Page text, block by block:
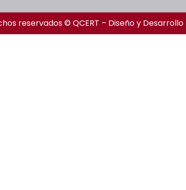
reservados © QCERT – Diseño y Desarrollo